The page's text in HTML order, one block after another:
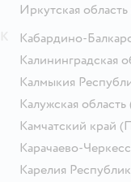
Иркутская область
Кабардино-
Калининградская
Калмыкия
Калужская область
Камчатский край
Карачаево-
Карелия